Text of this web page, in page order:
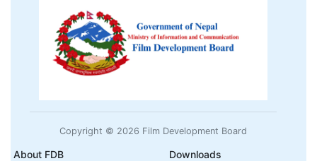
Copyright © 2026 Film Development Board
About FDB Downloads